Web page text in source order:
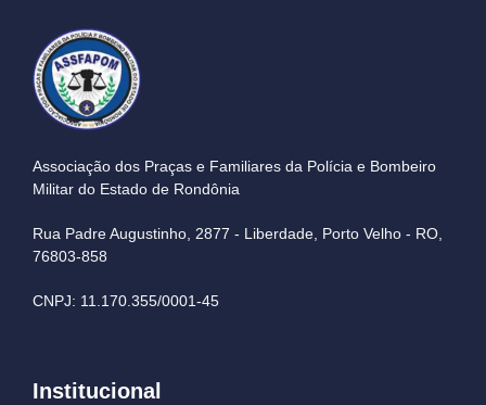
Associação dos Praças e Familiares da Polícia e Bombeiro
Militar do Estado de Rondônia
Rua Padre Augustinho, 2877 - Liberdade, Porto Velho - RO,
76803-858
CNPJ: 11.170.355/0001-45
Institucional